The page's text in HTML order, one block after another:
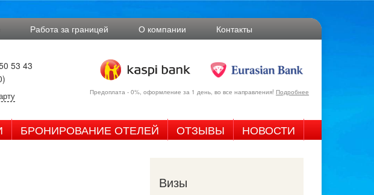
Работа за границей О компании Контакты
53 43
Предоплата - 0%, оформление за 1 день, во все направления! Подробнее
БРОНИРОВАНИЕ ОТЕЛЕЙ ОТЗЫВЫ НОВОСТИ
Визы